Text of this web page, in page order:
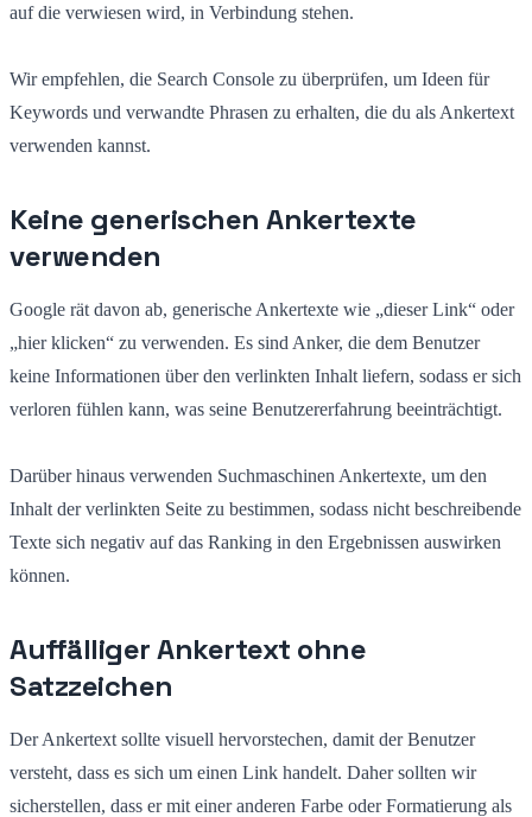
auf die verwiesen wird, in Verbindung stehen.
Wir empfehlen, die Search Console zu überprüfen, um Ideen für
Keywords und verwandte Phrasen zu erhalten, die du als Ankertext
verwenden kannst.
Keine generischen Ankertexte
verwenden
Google rät davon ab, generische Ankertexte wie „dieser Link“ oder
„hier klicken“ zu verwenden. Es sind Anker, die dem Benutzer
keine Informationen über den verlinkten Inhalt liefern, sodass er sich
verloren fühlen kann, was seine Benutzererfahrung beeinträchtigt.
Darüber hinaus verwenden Suchmaschinen Ankertexte, um den
Inhalt der verlinkten Seite zu bestimmen, sodass nicht beschreibende
Texte sich negativ auf das Ranking in den Ergebnissen auswirken
können.
Auffälliger Ankertext ohne
Satzzeichen
Der Ankertext sollte visuell hervorstechen, damit der Benutzer
versteht, dass es sich um einen Link handelt. Daher sollten wir
sicherstellen, dass er mit einer anderen Farbe oder Formatierung als